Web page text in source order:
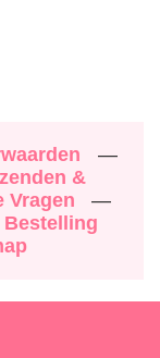
—
&
Vragen
—
Bestelling